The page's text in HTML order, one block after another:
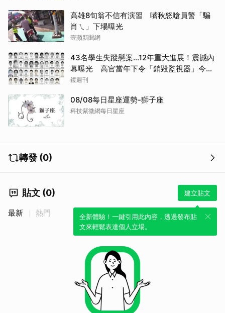
高雄8旬翁不信有演習 嘴秋怒嗆員警「騙
肖ㄟ」下場曝光
壹蘋新聞網
43名學生失蹤懸案...12年重大進展！震撼內
幕曝光 高官當年下令「銷毀監視器」今遭
逮
鏡週刊
08/08每日星座運勢-獅子座
科技紫微網每日星座
轉發 (0)
貼文 (0) 建立貼文
全新體驗！一鍵引用此內容，透過發布貼
文來輕鬆表達個人立場。
最新 熱門